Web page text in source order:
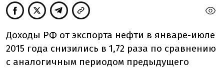
Доходы РФ от экспорта нефти в январе-июле
2015 года снизились в 1,72 раза по сравнению
с аналогичным периодом предыдущего